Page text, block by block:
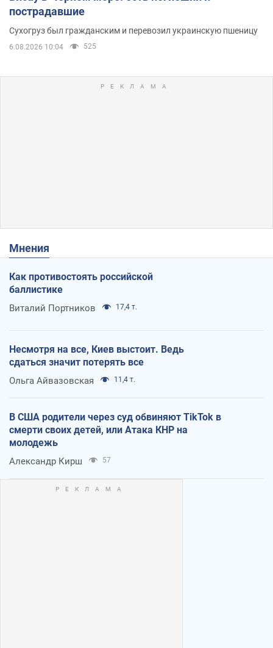
пострадавшие
Сухогруз был гражданским и перевозил украинскую пшеницу
6.08.2026 10:04 525
Мнения
Как противостоять российской
баллистике
Виталий Портников 17,4 т.
Несмотря на все, Киев выстоит. Ведь
сдаться значит потерять все
Ольга Айвазовская 11,4 т.
В США родители через суд обвиняют TikTok в
смерти своих детей, или Атака КНР на
молодежь
Александр Кирш 57